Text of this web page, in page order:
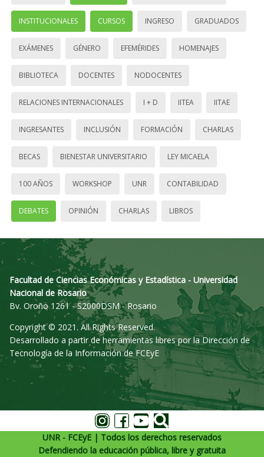
INSTITUCIONALES CURSOS INGRESO GRADUADOS
EXÁMENES GÉNERO EFEMÉRIDES HOMENAJES
BIBLIOTECA DOCENTES NODOCENTES
RELACIONES INTERNACIONALES I + D IITEA IITAE
INGRESANTES INCLUSIÓN FORMACIÓN CHARLAS
BECAS BIENESTAR UNIVERSITARIO LEY MICAELA
100 AÑOS WORKSHOP UNR CONTABILIDAD
DEBATES OPINIÓN CHARLAS LIBROS
Facultad de Ciencias Económicas y Estadística - Universidad
Nacional de Rosario
Bv. Oroño 1261 - S2000DSM - Rosario
Copyright © 2021. All Rights Reserved.
Desarrollado a partir de herramientas libres por la Dirección de
Tecnología de la Información de FCEyE
UNR - FCEyE | Todos los derechos reservados
Defendiendo la educación pública, libre y gratuita